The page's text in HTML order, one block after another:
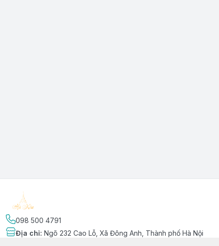
098 500 4791
Địa chỉ: Ngõ 232 Cao Lỗ, Xã Đông Anh, Thành phố Hà Nội